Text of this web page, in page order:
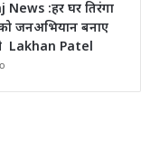
:हर घर तिरंगा
जनअभियान बनाए
Lakhan Patel